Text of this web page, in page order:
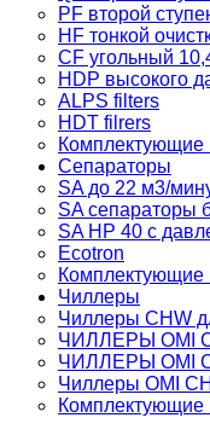
PF второй
HF тонкой
CF угольный
HDP высокого
ALPS filters
HDT filrers
Комплектующие
Сепараторы
SA до 22 м3/
SA сепараторы
SA HP 40 с
Ecotron
Комплектующие
Чиллеры
Чиллеры CHW
ЧИЛЛЕРЫ OMI
ЧИЛЛЕРЫ OMI
Чиллеры OMI
Комплектующие